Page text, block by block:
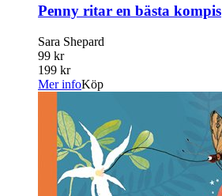
Penny ritar en bästa kompis
Sara Shepard
99 kr
199 kr
Mer infoKöp